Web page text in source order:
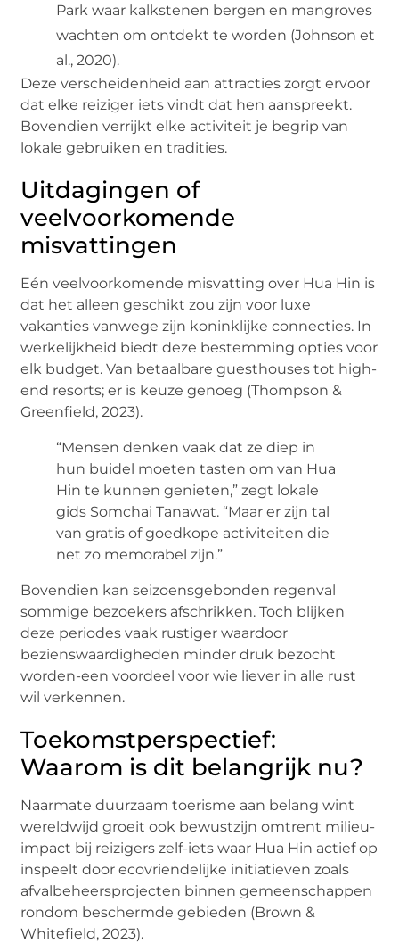
Park waar kalkstenen bergen en mangroves
wachten om ontdekt te worden (Johnson et
al., 2020).
Deze verscheidenheid aan attracties zorgt ervoor
dat elke reiziger iets vindt dat hen aanspreekt.
Bovendien verrijkt elke activiteit je begrip van
lokale gebruiken en tradities.
Uitdagingen of
veelvoorkomende
misvattingen
Eén veelvoorkomende misvatting over Hua Hin is
dat het alleen geschikt zou zijn voor luxe
vakanties vanwege zijn koninklijke connecties. In
werkelijkheid biedt deze bestemming opties voor
elk budget. Van betaalbare guesthouses tot high-
end resorts; er is keuze genoeg (Thompson &
Greenfield, 2023).
“Mensen denken vaak dat ze diep in
hun buidel moeten tasten om van Hua
Hin te kunnen genieten,” zegt lokale
gids Somchai Tanawat. “Maar er zijn tal
van gratis of goedkope activiteiten die
net zo memorabel zijn.”
Bovendien kan seizoensgebonden regenval
sommige bezoekers afschrikken. Toch blijken
deze periodes vaak rustiger waardoor
bezienswaardigheden minder druk bezocht
worden-een voordeel voor wie liever in alle rust
wil verkennen.
Toekomstperspectief:
Waarom is dit belangrijk nu?
Naarmate duurzaam toerisme aan belang wint
wereldwijd groeit ook bewustzijn omtrent milieu-
impact bij reizigers zelf-iets waar Hua Hin actief op
inspeelt door ecovriendelijke initiatieven zoals
afvalbeheersprojecten binnen gemeenschappen
rondom beschermde gebieden (Brown &
Whitefield, 2023).